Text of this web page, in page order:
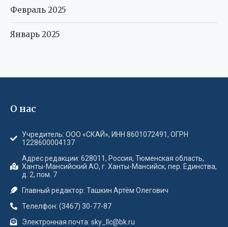
Февраль 2025
Январь 2025
О нас
Учредитель: ООО «СКАЙ», ИНН 8601072491, ОГРН
1228600004137
Адрес редакции: 628011, Россия, Тюменская область,
Ханты-Мансийский АО, г. Ханты-Мансийск, пер. Единства,
д. 2, пом. 7
Главный редактор: Ташкин Артём Олегович
Телелфон: (3467) 30-77-87
Электронная почта: sky_llc@bk.ru